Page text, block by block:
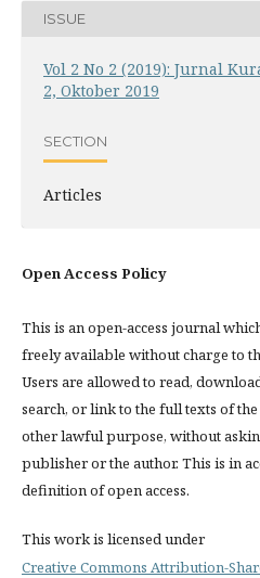
ISSUE
Vol 2 No 2 (2019): Jurnal
2, Oktober 2019
SECTION
Articles
Open Access Policy
This is an open-access journal
freely available without charge to
Users are allowed to read,
search, or link to the full texts of
other lawful purpose, without
publisher or the author. This is in
definition of open access.
This work is licensed under
Creative Commons Attribution-